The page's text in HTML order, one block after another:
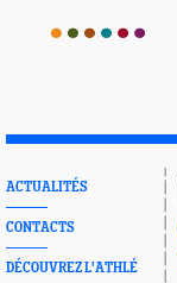
ACTUALITÉS
CONTACTS
DÉCOUVREZ L'ATHLÉ